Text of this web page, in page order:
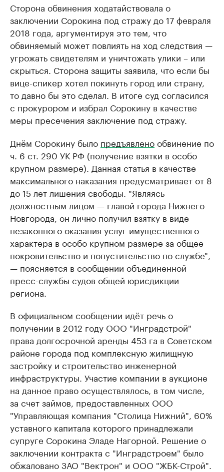
Сторона обвинения ходатайствовала о
заключении Сорокина под стражу до 17 февраля
2018 года, аргументируя это тем, что
обвиняемый может повлиять на ход следствия —
угрожать свидетелям и уничтожать улики – или
скрыться. Сторона защиты заявила, что если бы
вице-спикер хотел покинуть город или страну,
то давно бы это сделал. В итоге суд согласился
с прокурором и избрал Сорокину в качестве
меры пресечения заключение под стражу.
Днём Сорокину было предъявленообвинение по
ч. 6 ст. 290 УК РФ (получение взятки в особо
крупном размере). Данная статья в качестве
максимального наказания предусматривает от 8
до 15 лет лишения свободы. "Являясь
должностным лицом — главой города Нижнего
Новгорода, он лично получил взятку в виде
незаконного оказания услуг имущественного
характера в особо крупном размере за общее
покровительство и попустительство по службе",
— поясняется в сообщении объединенной
пресс-службы судов общей юрисдикции
региона.
В официальном сообщении идёт речь о
получении в 2012 году ООО "Инградстрой"
права долгосрочной аренды 453 га в Советском
районе города под комплексную жилищную
застройку и строительство инженерной
инфраструктуры. Участие компании в аукционе
на данное право осуществлялось, в том числе,
за счет займов, предоставленных ООО
"Управляющая компания "Столица Нижний", 60%
уставного капитала которого принадлежали
супруге Сорокина Эладе Нагорной. Решение о
заключении контракта с "Инградстроем" было
обжаловано ЗАО "Вектрон" и ООО "ЖБК-Строй".